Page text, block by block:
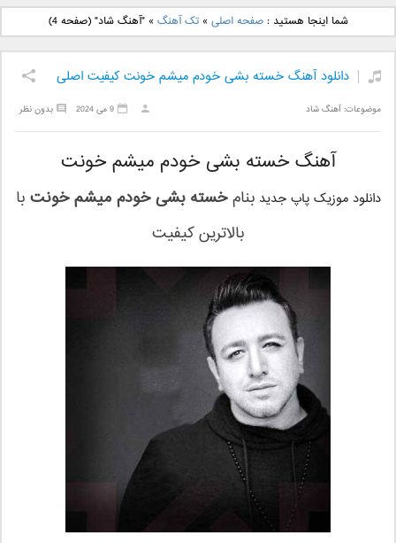
دانلود آهنگ جدید بهنام
بانی بنام قرص قمر 2
دانلود آهنگ جدید علی
یاسینی بنام دورترین نزدیک
شما اینجا هستید :صفحه اصلی »تک آهنگ »"آهنگ شاد"(صفحه 4)
دانلود آهنگ خسته بشی خودم میشم خونت کیفیت اصلی
موضوعات:آهنگ شاد بدون نظر 9 می 2024
آهنگ خسته بشی خودم میشم خونت
دانلود موزیک پاپ جدید بنامخسته بشی خودم میشم خونتبا
بالاترین کیفیت